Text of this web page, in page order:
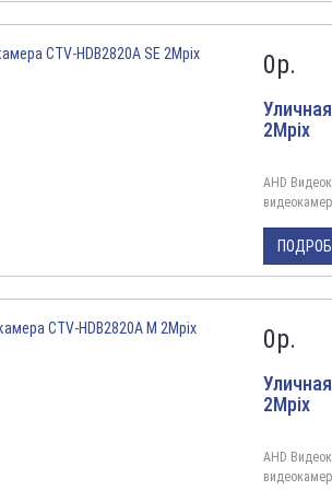
0р.
2Mpix
AHD
внутри/
исполнения,
...
0р.
2Mpix
AHD